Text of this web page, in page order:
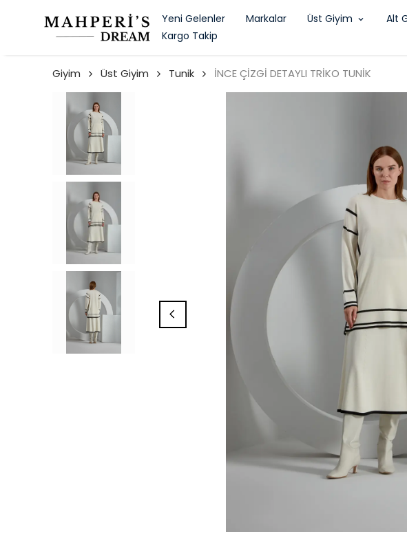
Yeni Gelenler Markalar Üst Giyim Alt
Kargo Takip
Giyim Üst Giyim Tunik İNCE ÇİZGİ DETAYLI TRİKO TUNİK